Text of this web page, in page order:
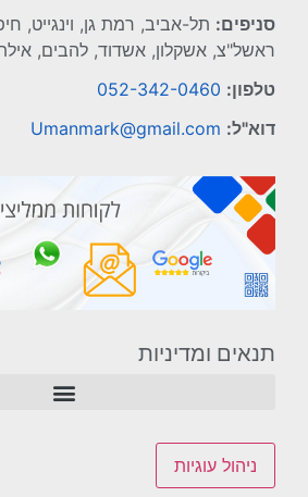
סניפים: תל-אביב, רמת גן, וינגייט,
ראשל"צ, אשקלון, אשדוד, להבים,
טלפון: 052-342-0460
דוא"ל: Umanmark@gmail.com
תנאים ומדיניות
ניהול עוגיות